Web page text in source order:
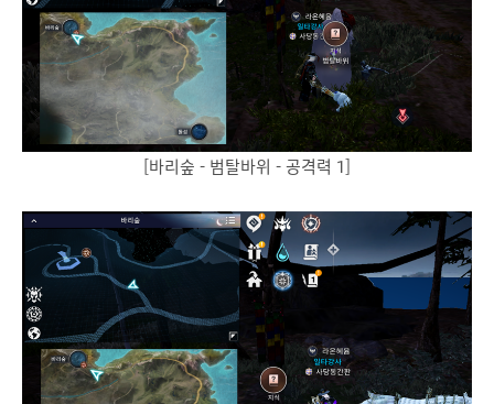
[바리숲 - 범탈바위 - 공격력 1]